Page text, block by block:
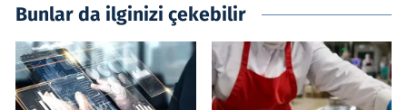
Bunlar da ilginizi çekebilir